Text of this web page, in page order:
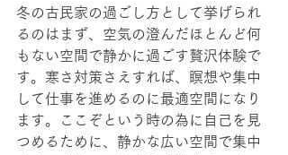
冬の古民家の過ごし方として挙げられ
るのはまず、空気の澄んだほとんど何
もない空間で静かに過ごす贅沢体験で
す。寒さ対策さえすれば、瞑想や集中
して仕事を進めるのに最適空間になり
ます。ここぞという時の為に自己を見
つめるために、静かな広い空間で集中